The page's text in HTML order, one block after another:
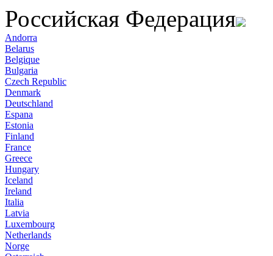
Российская Федерация
Andorra
Belarus
Belgique
Bulgaria
Czech Republic
Denmark
Deutschland
Espana
Estonia
Finland
France
Greece
Hungary
Iceland
Ireland
Italia
Latvia
Luxembourg
Netherlands
Norge